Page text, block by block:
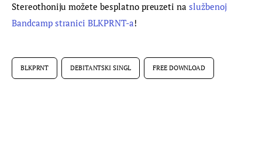
Stereothoniju možete besplatno preuzeti na službenoj
Bandcamp stranici BLKPRNT-a!
BLKPRNT DEBITANTSKI SINGL FREE DOWNLOAD